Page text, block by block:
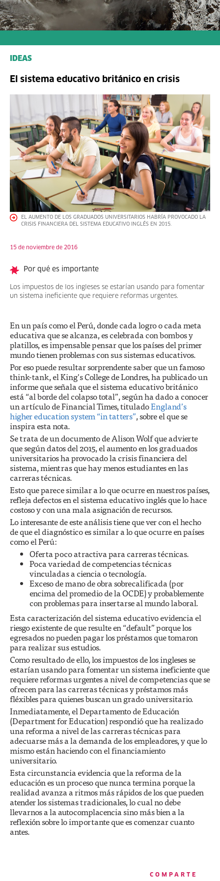
IDEAS
El sistema educativo británico en crisis
EL AUMENTO DE LOS GRADUADOS UNIVERSITARIOS HABRÍA PROVOCADO LA
CRISIS FINANCIERA DEL SISTEMA EDUCATIVO INGLÉS EN 2015.
15 de noviembre de 2016
Por qué es importante
Los impuestos de los ingleses se estarían usando para fomentar
un sistema ineficiente que requiere reformas urgentes.
En un país como el Perú, donde cada logro o cada meta
educativa que se alcanza, es celebrada con bombos y
platillos, es impensable pensar que los países del primer
mundo tienen problemas con sus sistemas educativos.
Por eso puede resultar sorprendente saber que un famoso
think-tank, el King's College de Londres, ha publicado un
informe que señala que el sistema educativo británico
está “al borde del colapso total”, según ha dado a conocer
un artículo de Financial Times, tituladoEngland’s
higher education system “in tatters”, sobre el que se
inspira esta nota.
Se trata de un documento de Alison Wolf que advierte
que según datos del 2015, el aumento en los graduados
universitarios ha provocado la crisis financiera del
sistema, mientras que hay menos estudiantes en las
carreras técnicas.
Esto que parece similar a lo que ocurre en nuestros países,
refleja defectos en el sistema educativo inglés que lo hace
costoso y con una mala asignación de recursos.
Lo interesante de este análisis tiene que ver con el hecho
de que el diagnóstico es similar a lo que ocurre en países
como el Perú:
Oferta poco atractiva para carreras técnicas.
Poca variedad de competencias técnicas
vinculadas a ciencia o tecnología.
Exceso de mano de obra sobrecalificada (por
encima del promedio de la OCDE) y probablemente
con problemas para insertarse al mundo laboral.
Esta caracterización del sistema educativo evidencia el
riesgo existente de que resulte en “default” porque los
egresados no pueden pagar los préstamos que tomaron
para realizar sus estudios.
Como resultado de ello, los impuestos de los ingleses se
estarían usando para fomentar un sistema ineficiente que
requiere reformas urgentes a nivel de competencias que se
ofrecen para las carreras técnicas y préstamos más
fléxibles para quienes buscan un grado universitario.
Inmediatamente, el Departamento de Educación
(Department for Education) respondió que ha realizado
una reforma a nivel de las carreras técnicas para
adecuarse más a la demanda de los empleadores, y que lo
mismo están haciendo con el financiamiento
universitario.
Esta circunstancia evidencia que la reforma de la
educación es un proceso que nunca termina porque la
realidad avanza a ritmos más rápidos de los que pueden
atender los sistemas tradicionales, lo cual no debe
llevarnos a la autocomplacencia sino más bien a la
reflexión sobre lo importante que es comenzar cuanto
antes.
COMPARTE